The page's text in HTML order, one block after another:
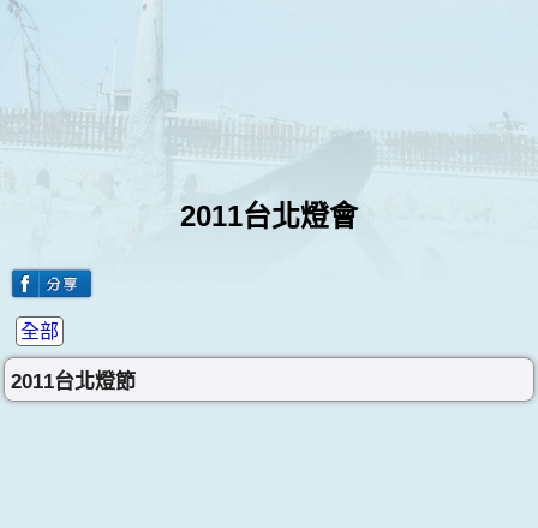
2011台北燈會
全部
2011台北燈節